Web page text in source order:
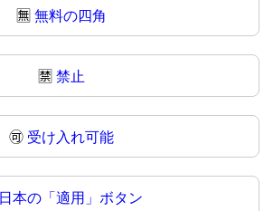
🈚 無料の四角
🈲 禁止
🉑 受け入れ可能
日本の「適用」ボタン